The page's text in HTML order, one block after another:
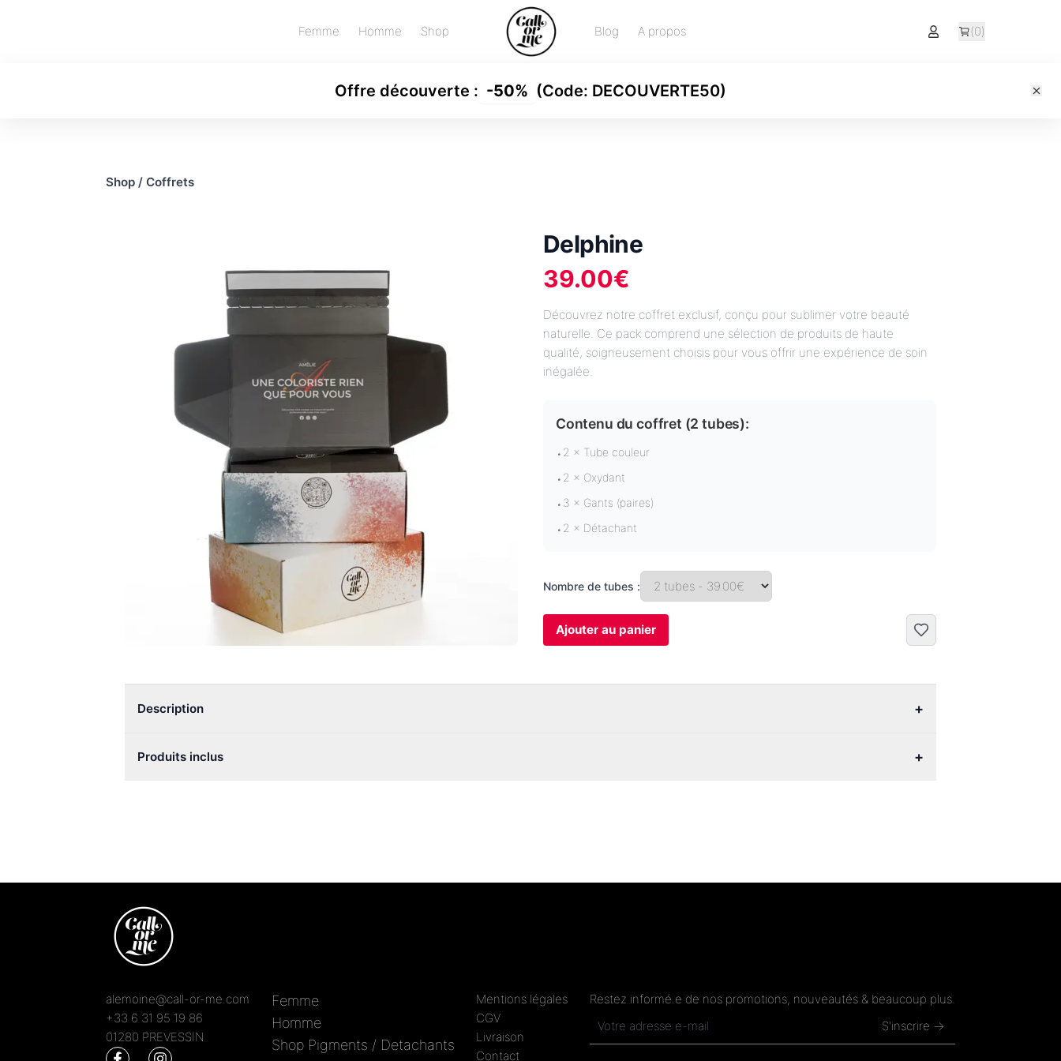
Femme Homme Shop Blog A propos (0)
Offre découverte : -50% (Code: DECOUVERTE50)
Shop/ Coffrets
Delphine
39.00€
Découvrez notre coffret exclusif, conçu pour sublimer votre beauté
naturelle. Ce pack comprend une sélection de produits de haute
qualité, soigneusement choisis pour vous offrir une expérience de soin
inégalée.
Contenu du coffret (2 tubes):
• 2 × Tube couleur
• 2 × Oxydant
• 3 × Gants (paires)
• 2 × Détachant
Nombre de tubes :
Ajouter au panier
Description +
Produits inclus +
alemoine@call-or-me.com
+33 6 31 95 19 86
01280 PREVESSIN
Femme
Homme
Shop Pigments / Detachants
Mentions légales
CGV
Livraison
Contact
Restez informé.e de nos promotions, nouveautés & beaucoup plus.
S'inscrire →